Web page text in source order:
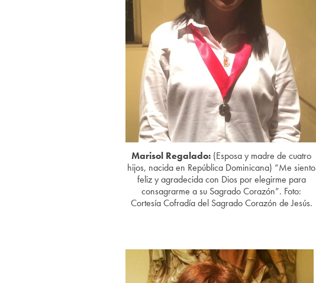
Marisol Regalado: (Esposa y madre de cuatro
hijos, nacida en República Dominicana) “Me siento
feliz y agradecida con Dios por elegirme para
consagrarme a su Sagrado Corazón”. Foto:
Cortesía Cofradía del Sagrado Corazón de Jesús.